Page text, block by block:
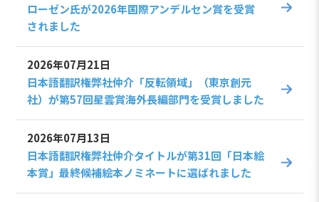
ローゼン氏が2026年国際アンデルセン賞を受賞
されました
2026年07月21日
日本語翻訳権弊社仲介「反転領域」（東京創元
社）が第57回星雲賞海外長編部門を受賞しました
2026年07月13日
日本語翻訳権弊社仲介タイトルが第31回「日本絵
本賞」最終候補絵本ノミネートに選ばれました